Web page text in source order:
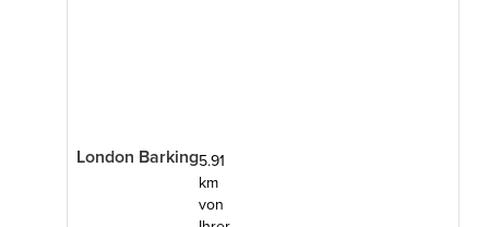
London Barking5.91
km
von